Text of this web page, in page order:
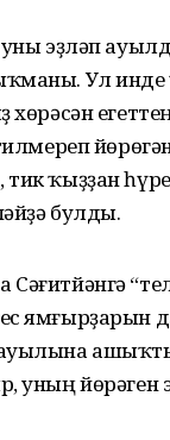
эҙләп
Ул
ҡыҙҙан
булды.
уның йөрәген